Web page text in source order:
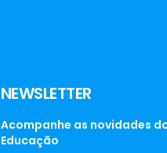
NEWSLETTER
Acompanhe as novidades
Educação